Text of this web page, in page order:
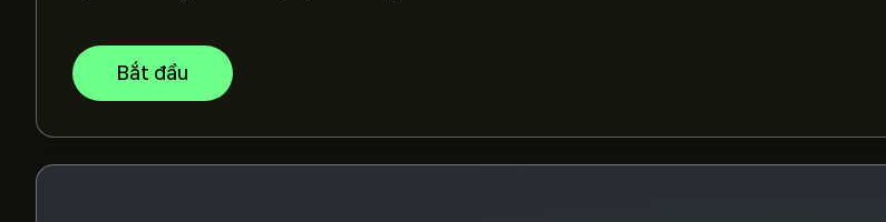
Bắt đầu
Chọn khung thời gian "1D" hoặc "1W" trên biểu đồ eToro và thu nhỏ để xem biến động giá